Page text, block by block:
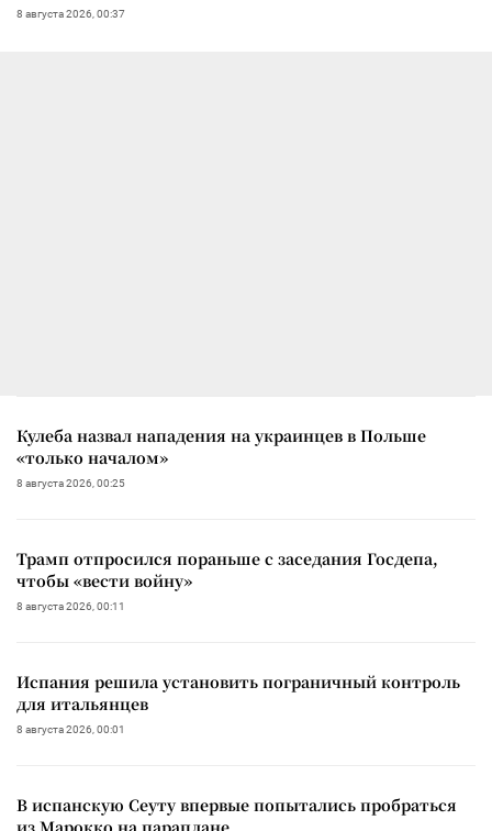
8 августа 2026, 00:37
Кулеба назвал нападения на украинцев в Польше
«только началом»
8 августа 2026, 00:25
Трамп отпросился пораньше с заседания Госдепа,
чтобы «вести войну»
8 августа 2026, 00:11
Испания решила установить пограничный контроль
для итальянцев
8 августа 2026, 00:01
В испанскую Сеуту впервые попытались пробраться
из Марокко на параплане